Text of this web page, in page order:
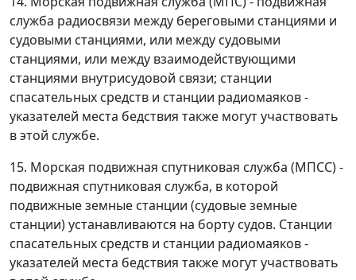
служба радиосвязи между береговыми станциями и
судовыми станциями, или между судовыми
станциями, или между взаимодействующими
станциями внутрисудовой связи; станции
спасательных средств и станции радиомаяков -
указателей места бедствия также могут участвовать
в этой службе.
15. Морская подвижная спутниковая служба (МПСС) -
подвижная спутниковая служба, в которой
подвижные земные станции (судовые земные
станции) устанавливаются на борту судов. Станции
спасательных средств и станции радиомаяков -
указателей места бедствия также могут участвовать